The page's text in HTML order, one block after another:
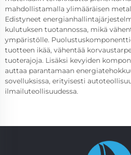
mahdollistamalla ylimääräisen
Edistyneet
kulutuksen tuotannossa, mikä
ympäristölle.
tuotteen ikää, vähentää
tuoterajoja. Lisäksi kevyiden
auttaa parantamaan
sovelluksissa, erityisesti
ilmailuteollisuudessa.